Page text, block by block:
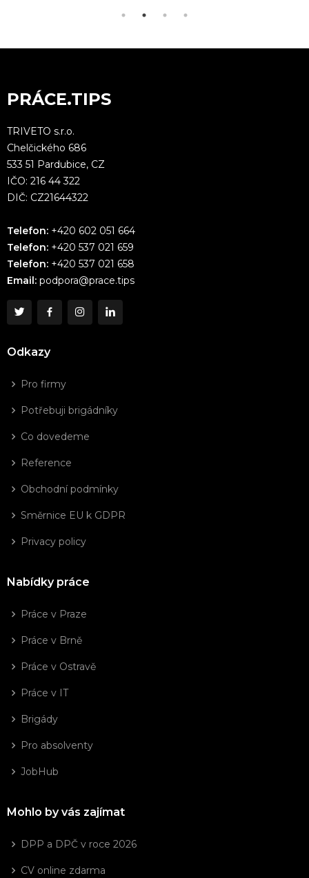
PRÁCE.TIPS
TRIVETO s.r.o.
Chelčického 686
533 51 Pardubice, CZ
IČO: 216 44 322
DIČ: CZ21644322
Telefon: +420 602 051 664
Telefon: +420 537 021 659
Telefon: +420 537 021 658
Email: podpora@prace.tips
Odkazy
Pro firmy
Potřebuji brigádníky
Co dovedeme
Reference
Obchodní podmínky
Směrnice EU k GDPR
Privacy policy
Nabídky práce
Práce v Praze
Práce v Brně
Práce v Ostravě
Práce v IT
Brigády
Pro absolventy
JobHub
Mohlo by vás zajímat
DPP a DPČ v roce 2026
CV online zdarma